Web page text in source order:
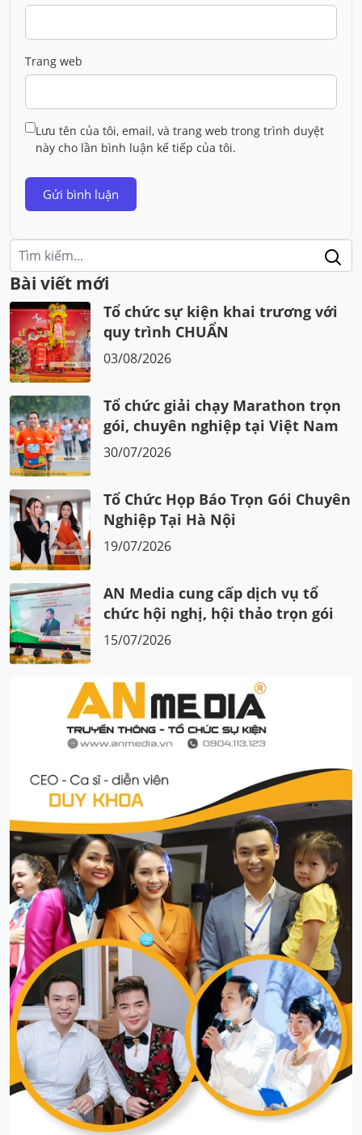
Trang web
Lưu tên của tôi, email, và trang web trong trình duyệt
này cho lần bình luận kế tiếp của tôi.
Điều
hướng
bài
viết
Tìm
kiếm:
Bài viết mới
Tổ chức sự kiện khai trương với
quy trình CHUẨN
03/08/2026
Tổ chức giải chạy Marathon trọn
gói, chuyên nghiệp tại Việt Nam
30/07/2026
Tổ Chức Họp Báo Trọn Gói Chuyên
Nghiệp Tại Hà Nội
19/07/2026
AN Media cung cấp dịch vụ tổ
chức hội nghị, hội thảo trọn gói
15/07/2026